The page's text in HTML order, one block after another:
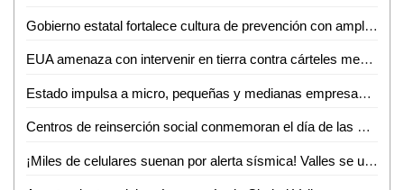
Gobierno estatal fortalece cultura de prevención con amplia participación en simulacro nacional 2026
EUA amenaza con intervenir en tierra contra cárteles mexicanos
Estado impulsa a micro, pequeñas y medianas empresas con más de 7.8 mdp en financiamientos
Centros de reinserción social conmemoran el día de las madres con diversas actividades
¡Miles de celulares suenan por alerta sísmica! Valles se une al Simulacro Nacional 2026